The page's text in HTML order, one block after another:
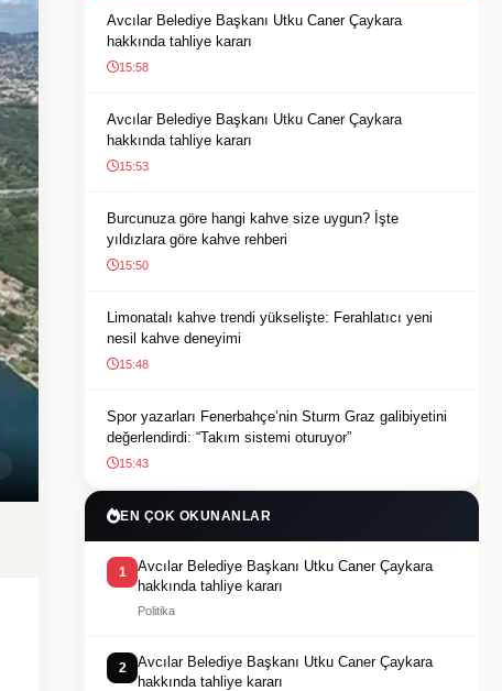
Avcılar Belediye Başkanı Utku Caner Çaykara
hakkında tahliye kararı
15:58
Avcılar Belediye Başkanı Utku Caner Çaykara
hakkında tahliye kararı
15:53
Burcunuza göre hangi kahve size uygun? İşte
yıldızlara göre kahve rehberi
15:50
Limonatalı kahve trendi yükselişte: Ferahlatıcı yeni
nesil kahve deneyimi
15:48
Spor yazarları Fenerbahçe’nin Sturm Graz galibiyetini
değerlendirdi: “Takım sistemi oturuyor”
15:43
EN ÇOK OKUNANLAR
1
Avcılar Belediye Başkanı Utku Caner Çaykara
hakkında tahliye kararı
Politika
2
Avcılar Belediye Başkanı Utku Caner Çaykara
hakkında tahliye kararı